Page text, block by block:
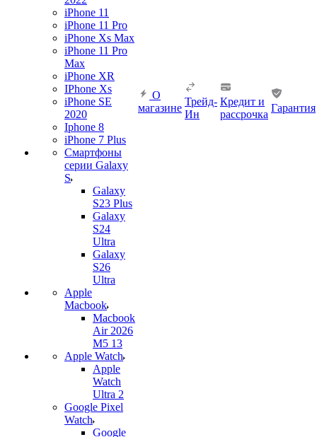
iPhone 11
iPhone 11 Pro
iPhone Xs Max
iPhone 11 Pro
Max
iPhone XR
IPhone Xs
iPhone SE
2020
Iphone 8
iPhone 7 Plus
Смартфоны
серии Galaxy
S
Galaxy
S23 Plus
Galaxy
S24
Ultra
Galaxy
S26
Ultra
Apple
Macbook
Macbook
Air 2026
M5 13
Apple Watch
Apple
Watch
Ultra 2
Google Pixel
Watch
Google
О
магазине
Трейд-
Ин
Кредит и
рассрочка
Гарантия